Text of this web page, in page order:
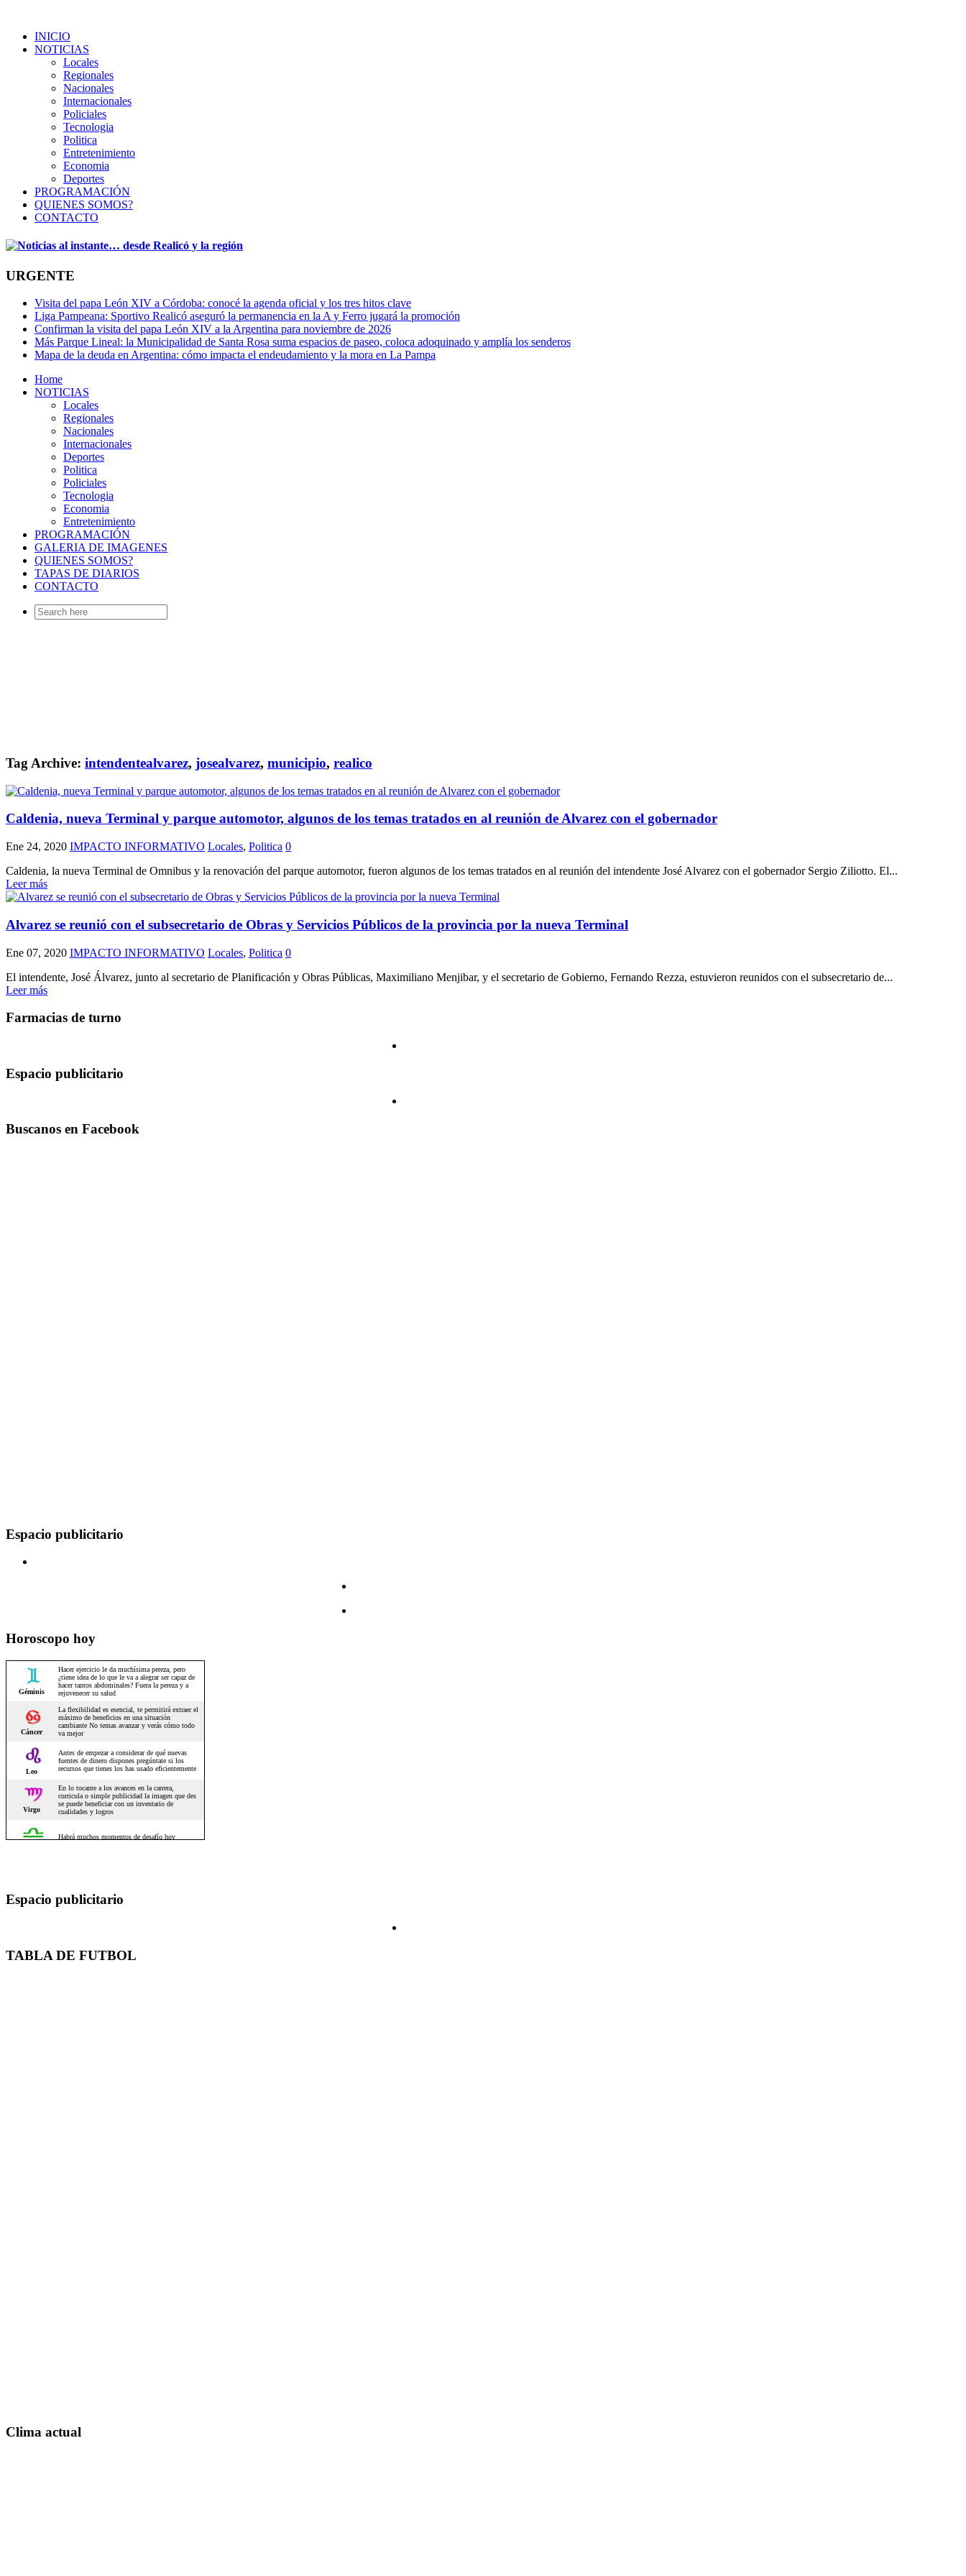
INICIO
NOTICIAS
Locales
Regionales
Nacionales
Internacionales
Policiales
Tecnologia
Politica
Entretenimiento
Economia
Deportes
PROGRAMACIÓN
QUIENES SOMOS?
CONTACTO
URGENTE
Visita del papa León XIV a Córdoba: conocé la agenda oficial y los tres hitos clave
Liga Pampeana: Sportivo Realicó aseguró la permanencia en la A y Ferro jugará la promoción
Confirman la visita del papa León XIV a la Argentina para noviembre de 2026
Más Parque Lineal: la Municipalidad de Santa Rosa suma espacios de paseo, coloca adoquinado y amplía los senderos
Mapa de la deuda en Argentina: cómo impacta el endeudamiento y la mora en La Pampa
Home
NOTICIAS
Locales
Regionales
Nacionales
Internacionales
Deportes
Politica
Policiales
Tecnologia
Economia
Entretenimiento
PROGRAMACIÓN
GALERIA DE IMAGENES
QUIENES SOMOS?
TAPAS DE DIARIOS
CONTACTO
Search
for:
Tag Archive: intendentealvarez, josealvarez, municipio, realico
Caldenia, nueva Terminal y parque automotor, algunos de los temas tratados en al reunión de Alvarez con el gobernador
Ene 24, 2020 IMPACTO INFORMATIVO Locales, Politica 0
Caldenia, la nueva Terminal de Omnibus y la renovación del parque automotor, fueron algunos de los temas tratados en al reunión del intendente José Alvarez con el gobernador Sergio Ziliotto. El...
Leer más
Alvarez se reunió con el subsecretario de Obras y Servicios Públicos de la provincia por la nueva Terminal
Ene 07, 2020 IMPACTO INFORMATIVO Locales, Politica 0
El intendente, José Álvarez, junto al secretario de Planificación y Obras Públicas, Maximiliano Menjibar, y el secretario de Gobierno, Fernando Rezza, estuvieron reunidos con el subsecretario de...
Leer más
Farmacias de turno
Espacio publicitario
Buscanos en Facebook
Espacio publicitario
Horoscopo hoy
Espacio publicitario
TABLA DE FUTBOL
Clima actual